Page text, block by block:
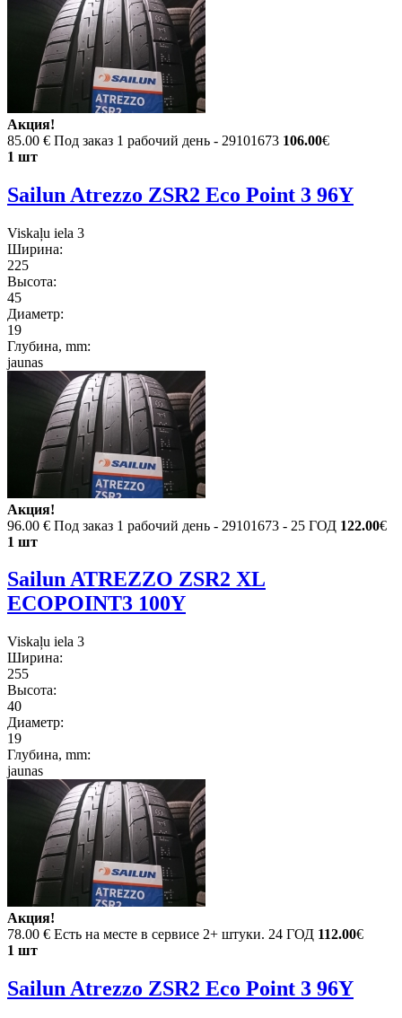
Акция!
85.00 € Под заказ 1 рабочий день - 29101673 106.00€
1 шт
Sailun Atrezzo ZSR2 Eco Point 3 96Y
Viskaļu iela 3
Ширина:
225
Высота:
45
Диаметр:
19
Глубина, mm:
jaunas
Акция!
96.00 € Под заказ 1 рабочий день - 29101673 - 25 ГОД 122.00€
1 шт
Sailun ATREZZO ZSR2 XL
ECOPOINT3 100Y
Viskaļu iela 3
Ширина:
255
Высота:
40
Диаметр:
19
Глубина, mm:
jaunas
Акция!
78.00 € Есть на месте в сервисе 2+ штуки. 24 ГОД 112.00€
1 шт
Sailun Atrezzo ZSR2 Eco Point 3 96Y